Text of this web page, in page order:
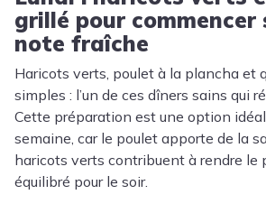
grillé pour commencer
note fraîche
Haricots verts, poulet à la plancha et
simples : l’un de ces dîners sains qui
Cette préparation est une option
semaine, car le poulet apporte de la
haricots verts contribuent à rendre le
équilibré pour le soir.